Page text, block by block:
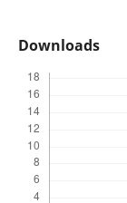
Downloads